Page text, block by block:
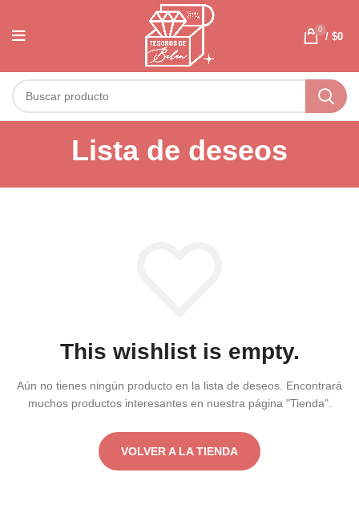
0
/ $0
Lista de deseos
This wishlist is empty.
Aún no tienes ningún producto en la lista de deseos. Encontrará
muchos productos interesantes en nuestra página "Tienda".
VOLVER A LA TIENDA